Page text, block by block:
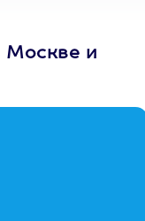
Москве и